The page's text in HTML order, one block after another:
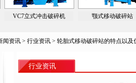
VC7立式冲击破碎机 颚式移动破碎站
闻资讯 > 行业资讯 > 轮胎式移动破碎站的特点以及
行业资讯